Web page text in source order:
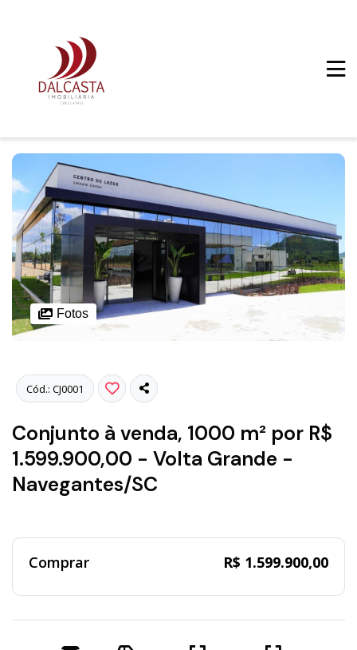
Fotos
Cód.: CJ0001
Conjunto à venda, 1000 m² por R$
1.599.900,00 - Volta Grande -
Navegantes/SC
Comprar R$ 1.599.900,00